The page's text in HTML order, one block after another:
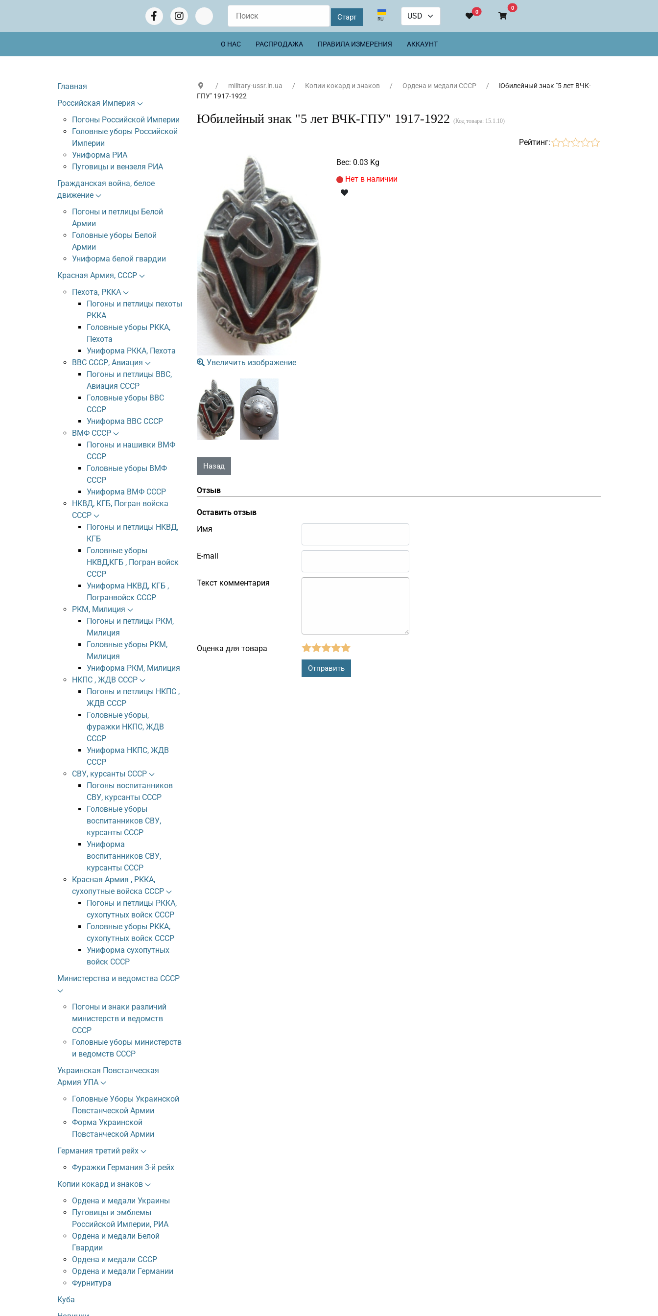
Выберите язык
RU
0
0В корзину
О НАС РАСПРОДАЖА ПРАВИЛА ИЗМЕРЕНИЯ АККАУНТ
Главная
Российская Империя
Погоны Российской Империи
Головные уборы Российской
Империи
Униформа РИА
Пуговицы и вензеля РИА
Гражданская война, белое
движение
Погоны и петлицы Белой
Армии
Головные уборы Белой
Армии
Униформа белой гвардии
Красная Армия, СССР
Пехота, РККА
Погоны и петлицы пехоты
РККА
Головные уборы РККА,
Пехота
Униформа РККА, Пехота
ВВС СССР, Авиация
Погоны и петлицы ВВС,
Авиация СССР
Головные уборы ВВС
СССР
Униформа ВВС СССР
ВМФ СССР
Погоны и нашивки ВМФ
СССР
Головные уборы ВМФ
СССР
Униформа ВМФ СССР
НКВД, КГБ, Погран войска
СССР
Погоны и петлицы НКВД,
КГБ
Головные уборы
НКВД,КГБ , Погран войск
СССР
Униформа НКВД, КГБ ,
Погранвойск СССР
РКМ, Милиция
Погоны и петлицы РКМ,
Милиция
Головные уборы РКМ,
Милиция
Униформа РКМ, Милиция
НКПС , ЖДВ СССР
Погоны и петлицы НКПС ,
ЖДВ СССР
Головные уборы,
фуражки НКПС, ЖДВ
СССР
Униформа НКПС, ЖДВ
СССР
СВУ, курсанты СССР
Погоны воспитанников
СВУ, курсанты СССР
Головные уборы
воспитанников СВУ,
курсанты СССР
Униформа
воспитанников СВУ,
курсанты СССР
Красная Армия , РККА,
сухопутные войска СССР
Погоны и петлицы РККА,
сухопутных войск СССР
Головные уборы РККА,
сухопутных войск СССР
Униформа сухопутных
войск СССР
Министерства и ведомства СССР
Погоны и знаки различий
министерств и ведомств
СССР
Головные уборы министерств
и ведомств СССР
Украинская Повстанческая
Армия УПА
Головные Уборы Украинской
Повстанческой Армии
Форма Украинской
Повстанческой Армии
Германия третий рейх
Фуражки Германия 3-й рейх
Копии кокард и знаков
Ордена и медали Украины
Пуговицы и эмблемы
Российской Империи, РИА
Ордена и медали Белой
Гвардии
Ордена и медали СССР
Ордена и медали Германии
Фурнитура
Куба
military-ussr.in.ua Копии кокард и знаков Ордена и медали СССР
Юбилейный знак "5 лет ВЧК-
ГПУ" 1917-1922
Юбилейный знак "5 лет ВЧК-ГПУ" 1917-1922 (Код товара: 15.1.10)
Рейтинг:
Увеличить изображение
Вес: 0.03 Kg
Нет в наличии
Отзыв
Оставить отзыв
Имя
E-mail
Текст комментария
Оценка для товара